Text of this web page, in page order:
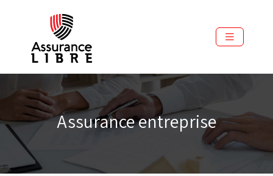
Assurance entreprise